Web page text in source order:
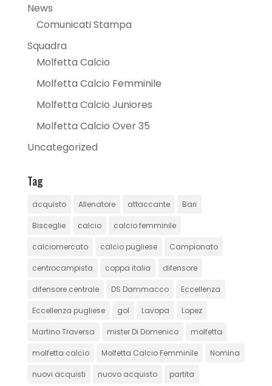
News
Comunicati Stampa
Squadra
Molfetta Calcio
Molfetta Calcio Femminile
Molfetta Calcio Juniores
Molfetta Calcio Over 35
Uncategorized
Tag
acquisto Allenatore attaccante Bari
Bisceglie calcio calcio femminile
calciomercato calcio pugliese Campionato
centrocampista coppa italia difensore
difensore centrale DS Dammacco Eccellenza
Eccellenza pugliese gol Lavopa Lopez
Martino Traversa mister Di Domenico molfetta
molfetta calcio Molfetta Calcio Femminile Nomina
nuovi acquisti nuovo acquisto partita